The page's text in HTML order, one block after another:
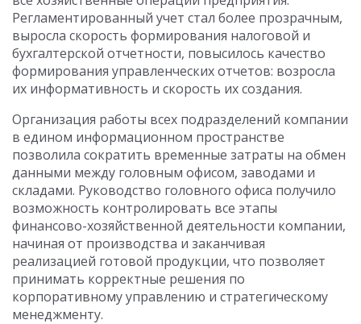
Регламентированный учет стал более прозрачным,
выросла скорость формирования налоговой и
бухгалтерской отчетности, повысилось качество
формирования управленческих отчетов: возросла
их информативность и скорость их создания.
Организация работы всех подразделений компании
в едином информационном пространстве
позволила сократить временные затраты на обмен
данными между головным офисом, заводами и
складами. Руководство головного офиса получило
возможность контролировать все этапы
финансово-хозяйственной деятельности компании,
начиная от производства и заканчивая
реализацией готовой продукции, что позволяет
принимать корректные решения по
корпоративному управлению и стратегическому
менеджменту.